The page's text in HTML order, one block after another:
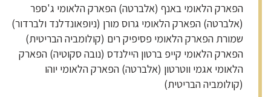
הפארק הלאומי באנף (אלברטה) הפארק הלאומי ג'ספר
(אלברטה) הפארק הלאומי גרוס מורן (ניופאונדלנד ולברדור)
שמורת הפארק הלאומי פסיפיק רים (קולומביה הבריטית)
הפארק הלאומי קייפ ברטון היילנדס (נובה סקוטיה) הפארק
הלאומי אגמי ווטרטון (אלברטה) הפארק הלאומי יוהו
(קולומביה הבריטית)